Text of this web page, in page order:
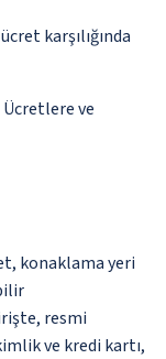
karşılığında
ve
konaklama yeri
resmi
ve kredi kartı,